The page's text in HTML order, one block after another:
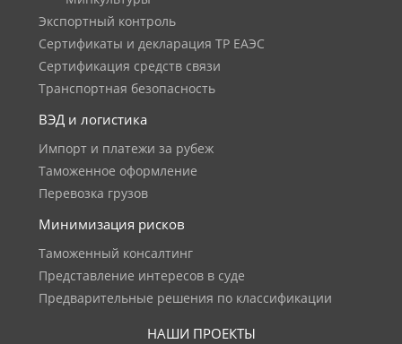
Экспортный контроль
Сертификаты и декларация ТР ЕАЭС
Сертификация средств связи
Транспортная безопасность
ВЭД и логистика
Импорт и платежи за рубеж
Таможенное оформление
Перевозка грузов
Минимизация рисков
Таможенный консалтинг
Представление интересов в суде
Предварительные решения по классификации
НАШИ ПРОЕКТЫ